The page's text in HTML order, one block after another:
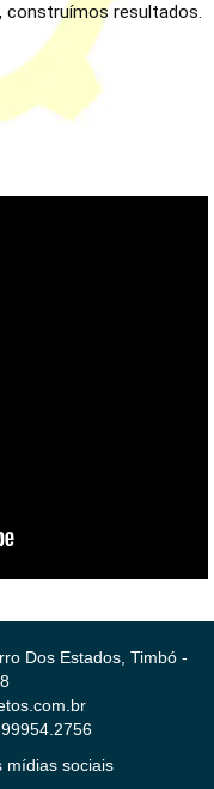
resultados.
Dos Estados, Timbó -
mídias sociais